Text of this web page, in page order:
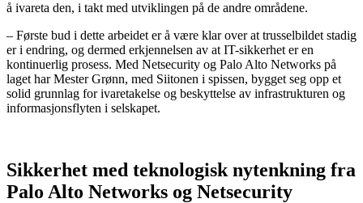
å ivareta den, i takt med utviklingen på de andre områdene.
– Første bud i dette arbeidet er å være klar over at trusselbildet stadig
er i endring, og dermed erkjennelsen av at IT-sikkerhet er en
kontinuerlig prosess. Med Netsecurity og Palo Alto Networks på
laget har Mester Grønn, med Siitonen i spissen, bygget seg opp et
solid grunnlag for ivaretakelse og beskyttelse av infrastrukturen og
informasjonsflyten i selskapet.
Sikkerhet med teknologisk nytenkning fra
Palo Alto Networks og Netsecurity